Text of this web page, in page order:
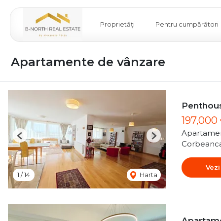
Proprietăți Pentru cumpărători
Apartamente de vânzare
1 /14 Harta
Previous Next